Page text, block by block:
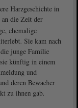
Harzgeschichte in
die Zeit der
ehemalige
Sie kam nach
junge Familie
künftig in einem
und
deren Bewacher
zu ihnen gab.